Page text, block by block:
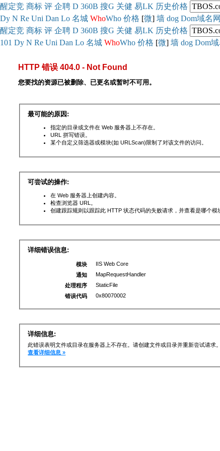
醒定竞 商标 评 企聘 D 360B 搜G 关健 易LK 历史价格
Dy N Re Uni Dan Lo 名城 WhoWho 价格 [微] 墙 dog Dom域名网